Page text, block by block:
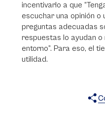
incentivarlo a que
escuchar una opinión
preguntas adecuadas
respuestas lo ayudan o
entorno”. Para eso, el
utilidad.